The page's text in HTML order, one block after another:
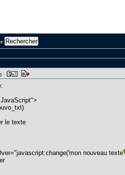
le texte
nouveau texte'